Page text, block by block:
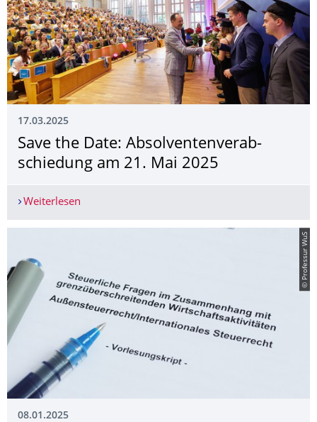
17.03.2025
Save the Date: Absolventenverab­
schiedung am 21. Mai 2025
Weiterlesen
© Professur WuS
08.01.2025